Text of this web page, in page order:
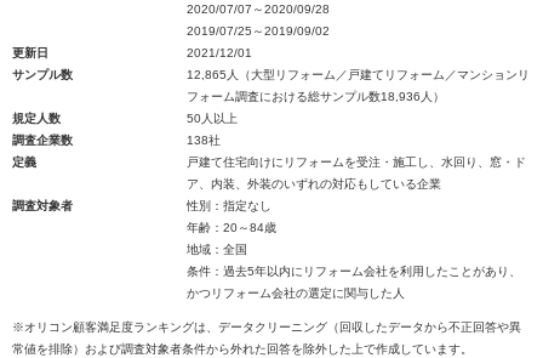
2020/07/07～2020/09/28
2019/07/25～2019/09/02
更新日
2021/12/01
サンプル数
12,865人（大型リフォーム／戸建てリフォーム／マンションリ
フォーム調査における総サンプル数18,936人）
規定人数
50人以上
調査企業数
138社
定義
戸建て住宅向けにリフォームを受注・施工し、水回り、窓・ド
ア、内装、外装のいずれの対応もしている企業
調査対象者
性別：指定なし
年齢：20～84歳
地域：全国
条件：過去5年以内にリフォーム会社を利用したことがあり、
かつリフォーム会社の選定に関与した人
※オリコン顧客満足度ランキングは、データクリーニング（回収したデータから不正回答や異
常値を排除）および調査対象者条件から外れた回答を除外した上で作成しています。